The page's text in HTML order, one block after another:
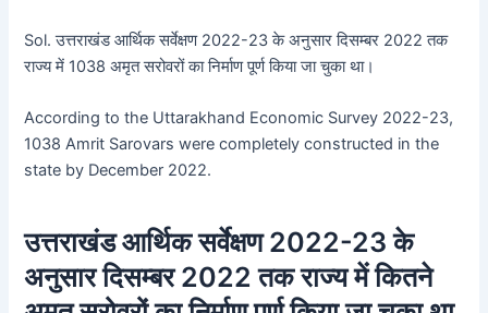
Sol. उत्तराखंड आर्थिक सर्वेक्षण 2022-23 के अनुसार दिसम्बर 2022 तक
राज्य में 1038 अमृत सरोवरों का निर्माण पूर्ण किया जा चुका था।
According to the Uttarakhand Economic Survey 2022-23,
1038 Amrit Sarovars were completely constructed in the
state by December 2022.
उत्तराखंड आर्थिक सर्वेक्षण 2022-23 के
अनुसार दिसम्बर 2022 तक राज्य में कितने